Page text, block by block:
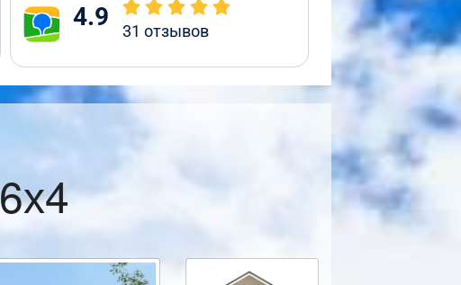
4.9 31 отзывов